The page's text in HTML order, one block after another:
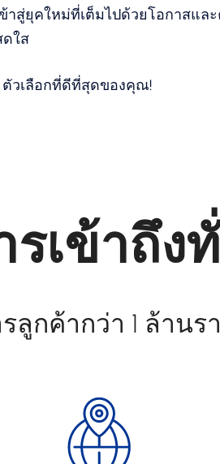
าสู่ยุคใหม่ที่เต็มไปด้วยโอกาสแ
ดใส
– ตัวเลือกที่ดีที่สุดของคุณ!
รเข้าถึง
ลูกค้ากว่า 1 ล้าน